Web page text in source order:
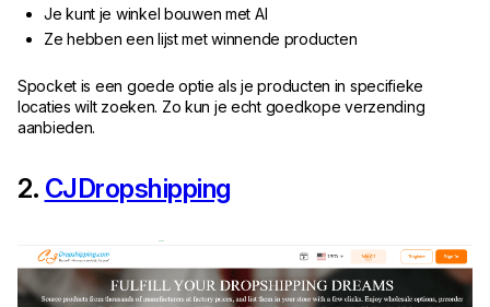
Je kunt je winkel bouwen met AI
Ze hebben een lijst met winnende producten
Spocket is een goede optie als je producten in specifieke
locaties wilt zoeken. Zo kun je echt goedkope verzending
aanbieden.
2. CJDropshipping